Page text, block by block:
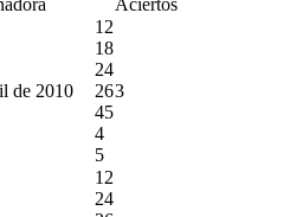
de 2010
12
18
24
26
45
4
5
3
12
24